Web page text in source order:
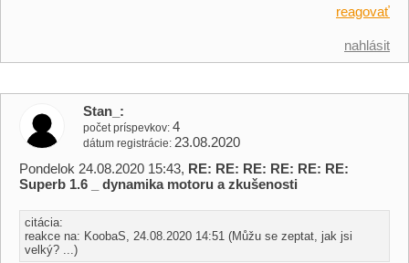
reagovať
nahlásit
Stan_
počet príspevkov 4
dátum registrácie 23.08.2020
Pondelok 24.08.2020 15:43, RE: RE: RE: RE: RE: RE:
Superb 1.6 _ dynamika motoru a zkušenosti
citácia:
reakce na: KoobaS, 24.08.2020 14:51 (Můžu se zeptat, jak jsi
velký? ...)